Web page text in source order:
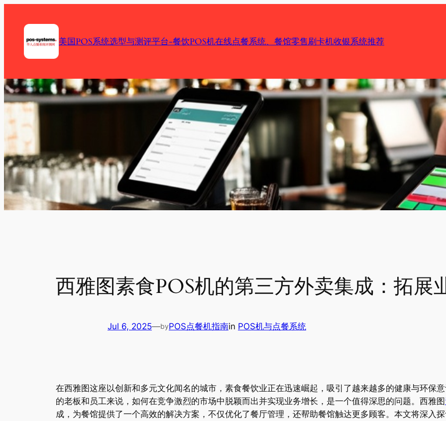
content
美国POS系统选型与测评平台-餐饮POS机在线点餐系统、餐馆零售刷卡机收银系统推荐
西雅图素食POS机的第三方外卖集成：拓展
Jul 6, 2025—byPOS点餐机指南in POS机与点餐系统
在西雅图这座以创新和多元文化闻名的城市，素食餐饮业正在迅速崛起，吸引了越来越多的健康与环保
的老板和员工来说，如何在竞争激烈的市场中脱颖而出并实现业务增长，是一个值得深思的问题。西雅图
成，为餐馆提供了一个高效的解决方案，不仅优化了餐厅管理，还帮助餐馆触达更多顾客。本文将深入